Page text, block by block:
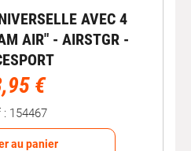
AVEC 4
AIR" - AIRSTGR -
€
: 154467
au panier